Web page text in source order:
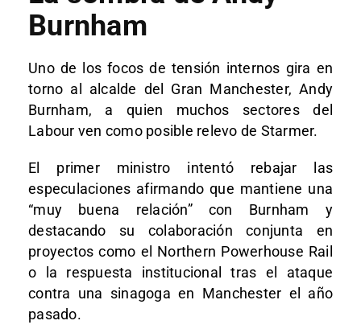
Burnham
Uno de los focos de tensión internos gira en
torno al alcalde del Gran Manchester, Andy
Burnham, a quien muchos sectores del
Labour ven como posible relevo de Starmer.
El primer ministro intentó rebajar las
especulaciones afirmando que mantiene una
“muy buena relación” con Burnham y
destacando su colaboración conjunta en
proyectos como el Northern Powerhouse Rail
o la respuesta institucional tras el ataque
contra una sinagoga en Manchester el año
pasado.